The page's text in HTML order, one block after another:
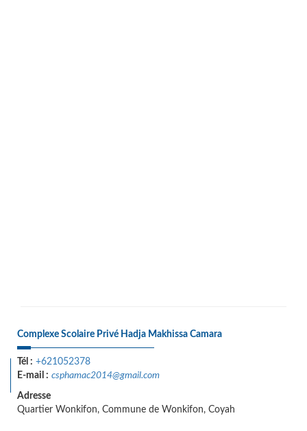
Complexe Scolaire Privé Hadja Makhissa Camara
Tél : +621052378
E-mail : csphamac2014@gmail.com
Adresse
Quartier Wonkifon, Commune de Wonkifon, Coyah